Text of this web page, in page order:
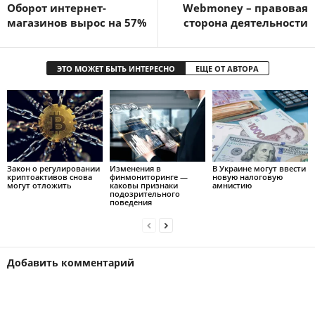
Оборот интернет-
магазинов вырос на 57%
Webmoney – правовая
сторона деятельности
ЭТО МОЖЕТ БЫТЬ ИНТЕРЕСНО ЕЩЕ ОТ АВТОРА
Закон о регулировании
криптоактивов снова
могут отложить
Изменения в
финмониторинге —
каковы признаки
подозрительного
поведения
В Украине могут ввести
новую налоговую
амнистию
Добавить комментарий